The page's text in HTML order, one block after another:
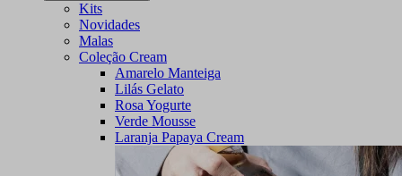
Kits
Novidades
Malas
Coleção Cream
Amarelo Manteiga
Lilás Gelato
Rosa Yogurte
Verde Mousse
Laranja Papaya Cream